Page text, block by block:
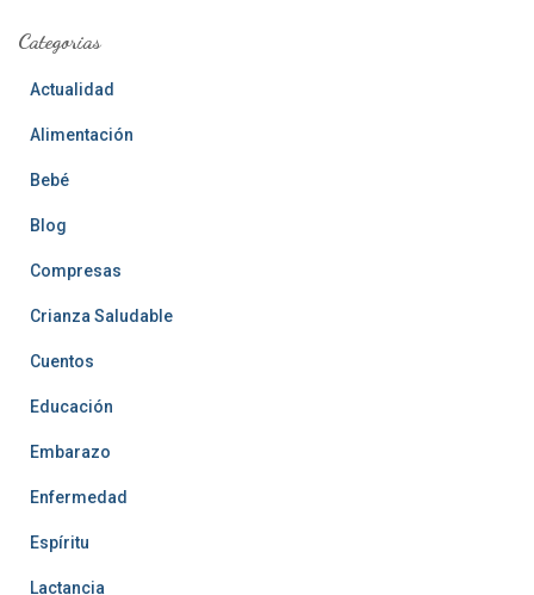
Categorias
Actualidad
Alimentación
Bebé
Blog
Compresas
Crianza Saludable
Cuentos
Educación
Embarazo
Enfermedad
Espíritu
Lactancia